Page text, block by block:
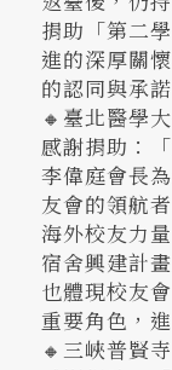
捐助「第二
進的深厚關
的認同與承諾
🔸臺北醫學
感謝捐助：
李偉庭會長
友會的領航
海外校友力
宿舍興建計
也體現校友
重要角色，
🔸三峽普賢